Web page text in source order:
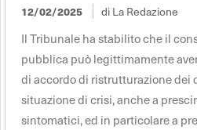
12/02/2025 di La Redazione
Il Tribunale ha stabilito che il
pubblica può legittimamente
di accordo di ristrutturazione dei
situazione di crisi, anche a
sintomatici, ed in particolare a